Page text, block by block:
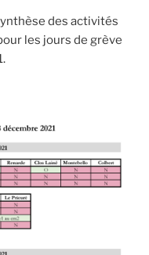
des activités
les jours de grève